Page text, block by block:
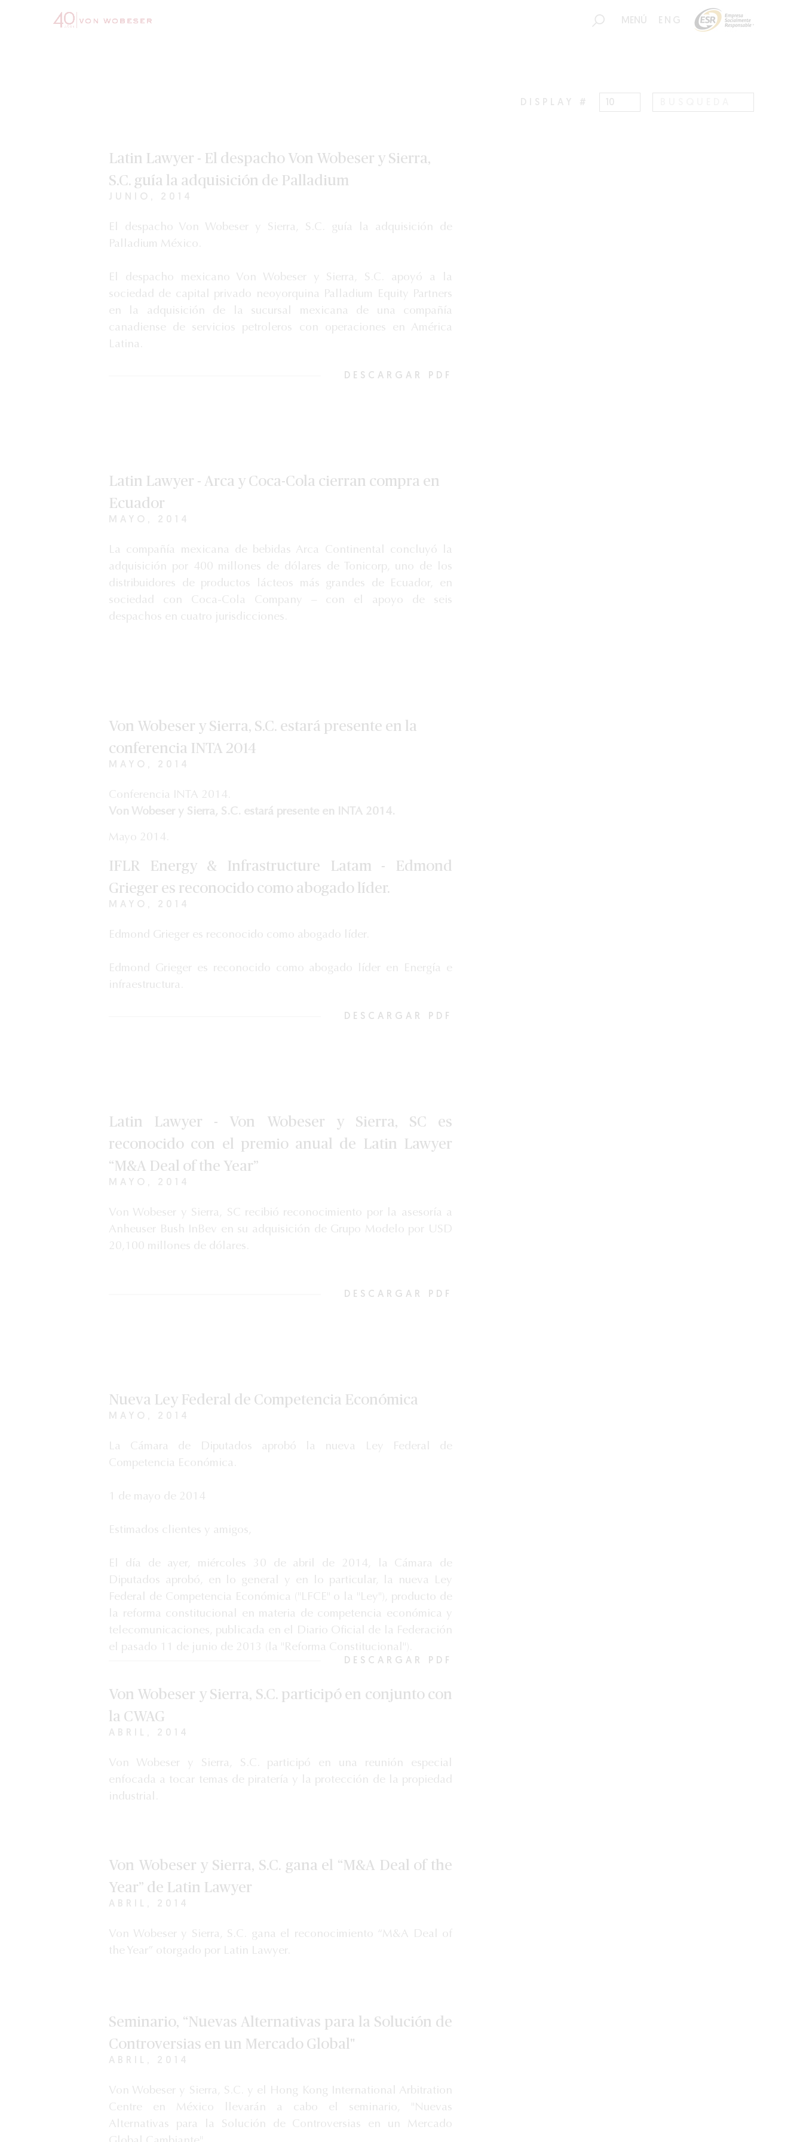
MENÚ ENG
DISPLAY #
Latin Lawyer - El despacho Von Wobeser y Sierra,
S.C. guía la adquisición de Palladium
JUNIO, 2014
El despacho Von Wobeser y Sierra, S.C. guía la adquisición de
Palladium México.
El despacho mexicano Von Wobeser y Sierra, S.C. apoyó a la
sociedad de capital privado neoyorquina Palladium Equity Partners
en la adquisición de la sucursal mexicana de una compañía
canadiense de servicios petroleros con operaciones en América
Latina.
DESCARGAR PDF
Latin Lawyer - Arca y Coca-Cola cierran compra en
Ecuador
MAYO, 2014
La compañía mexicana de bebidas Arca Continental concluyó la
adquisición por 400 millones de dólares de Tonicorp, uno de los
distribuidores de productos lácteos más grandes de Ecuador, en
sociedad con Coca-Cola Company – con el apoyo de seis
despachos en cuatro jurisdicciones.
Von Wobeser y Sierra, S.C. estará presente en la
conferencia INTA 2014
MAYO, 2014
Conferencia INTA 2014.
Von Wobeser y Sierra, S.C. estará presente en INTA 2014.
Mayo 2014.
IFLR Energy & Infrastructure Latam - Edmond
Grieger es reconocido como abogado líder.
MAYO, 2014
Edmond Grieger es reconocido como abogado líder.
Edmond Grieger es reconocido como abogado líder en Energía e
infraestructura.
DESCARGAR PDF
Latin Lawyer - Von Wobeser y Sierra, SC es
reconocido con el premio anual de Latin Lawyer
“M&A Deal of the Year”
MAYO, 2014
Von Wobeser y Sierra, SC recibió reconocimiento por la asesoría a
Anheuser Bush InBev en su adquisición de Grupo Modelo por USD
20,100 millones de dólares.
DESCARGAR PDF
Nueva Ley Federal de Competencia Económica
MAYO, 2014
La Cámara de Diputados aprobó la nueva Ley Federal de
Competencia Económica.
1 de mayo de 2014
Estimados clientes y amigos,
El día de ayer, miércoles 30 de abril de 2014, la Cámara de
Diputados aprobó, en lo general y en lo particular, la nueva Ley
Federal de Competencia Económica ("LFCE" o la "Ley"), producto de
la reforma constitucional en materia de competencia económica y
telecomunicaciones, publicada en el Diario Oficial de la Federación
el pasado 11 de junio de 2013 (la "Reforma Constitucional").
DESCARGAR PDF
Von Wobeser y Sierra, S.C. participó en conjunto con
la CWAG
ABRIL, 2014
Von Wobeser y Sierra, S.C. participó en una reunión especial
enfocada a tocar temas de piratería y la protección de la propiedad
industrial.
Von Wobeser y Sierra, S.C. gana el “M&A Deal of the
Year” de Latin Lawyer
ABRIL, 2014
Von Wobeser y Sierra, S.C. gana el reconocimiento “M&A Deal of
the Year” otorgado por Latin Lawyer.
Seminario, “Nuevas Alternativas para la Solución de
Controversias en un Mercado Global"
ABRIL, 2014
Von Wobeser y Sierra, S.C. y el Hong Kong International Arbitration
Centre en México llevarán a cabo el seminario, "Nuevas
Alternativas para la Solución de Controversias en un Mercado